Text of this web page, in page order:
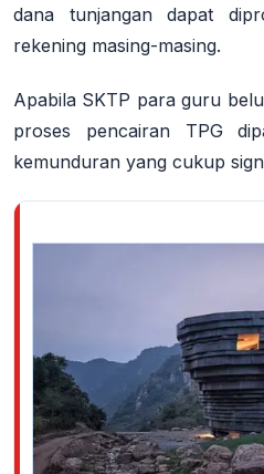
dana tunjangan dapat
rekening masing-masing.
Apabila SKTP para guru
proses pencairan TPG
kemunduran yang cukup